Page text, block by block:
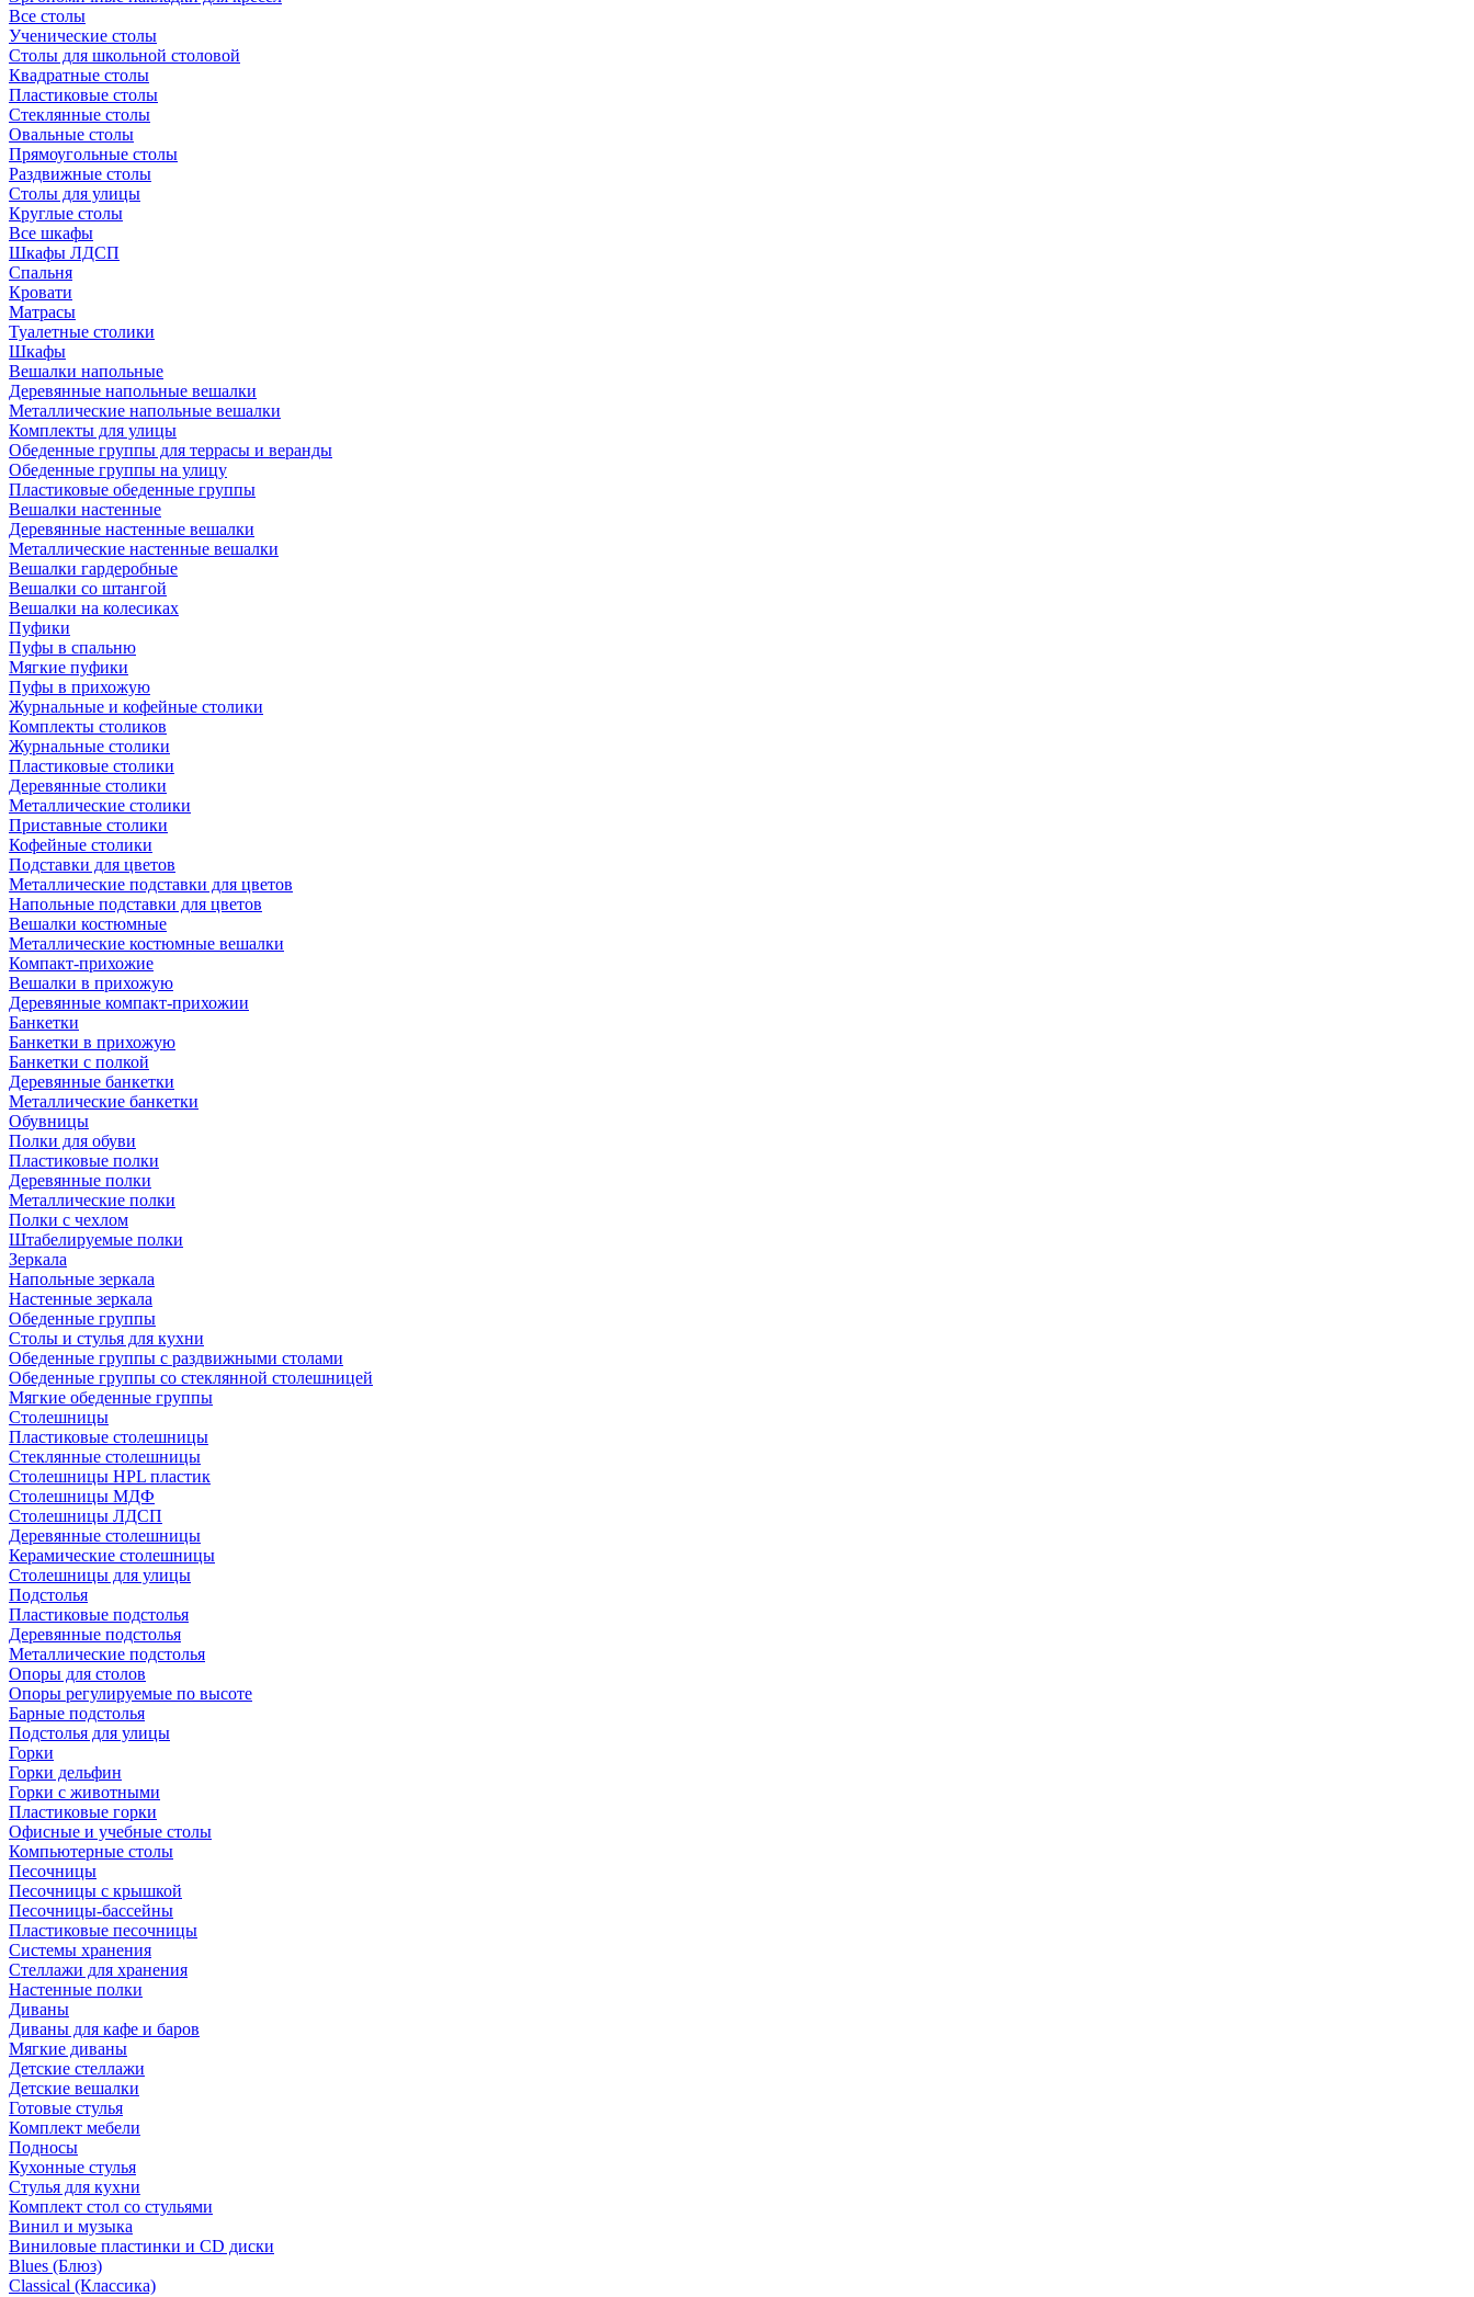
Все столы
Ученические столы
Столы для школьной столовой
Квадратные столы
Пластиковые столы
Стеклянные столы
Овальные столы
Прямоугольные столы
Раздвижные столы
Столы для улицы
Круглые столы
Все шкафы
Шкафы ЛДСП
Спальня
Кровати
Матрасы
Туалетные столики
Шкафы
Вешалки напольные
Деревянные напольные вешалки
Металлические напольные вешалки
Комплекты для улицы
Обеденные группы для террасы и веранды
Обеденные группы на улицу
Пластиковые обеденные группы
Вешалки настенные
Деревянные настенные вешалки
Металлические настенные вешалки
Вешалки гардеробные
Вешалки со штангой
Вешалки на колесиках
Пуфики
Пуфы в спальню
Мягкие пуфики
Пуфы в прихожую
Журнальные и кофейные столики
Комплекты столиков
Журнальные столики
Пластиковые столики
Деревянные столики
Металлические столики
Приставные столики
Кофейные столики
Подставки для цветов
Металлические подставки для цветов
Напольные подставки для цветов
Вешалки костюмные
Металлические костюмные вешалки
Компакт-прихожие
Вешалки в прихожую
Деревянные компакт-прихожии
Банкетки
Банкетки в прихожую
Банкетки с полкой
Деревянные банкетки
Металлические банкетки
Обувницы
Полки для обуви
Пластиковые полки
Деревянные полки
Металлические полки
Полки с чехлом
Штабелируемые полки
Зеркала
Напольные зеркала
Настенные зеркала
Обеденные группы
Столы и стулья для кухни
Обеденные группы с раздвижными столами
Обеденные группы со стеклянной столешницей
Мягкие обеденные группы
Столешницы
Пластиковые столешницы
Стеклянные столешницы
Столешницы HPL пластик
Столешницы МДФ
Столешницы ЛДСП
Деревянные столешницы
Керамические столешницы
Столешницы для улицы
Подстолья
Пластиковые подстолья
Деревянные подстолья
Металлические подстолья
Опоры для столов
Опоры регулируемые по высоте
Барные подстолья
Подстолья для улицы
Горки
Горки дельфин
Горки с животными
Пластиковые горки
Офисные и учебные столы
Компьютерные столы
Песочницы
Песочницы с крышкой
Песочницы-бассейны
Пластиковые песочницы
Системы хранения
Стеллажи для хранения
Настенные полки
Диваны
Диваны для кафе и баров
Мягкие диваны
Детские стеллажи
Детские вешалки
Готовые стулья
Комплект мебели
Подносы
Кухонные стулья
Стулья для кухни
Комплект стол со стульями
Винил и музыка
Виниловые пластинки и CD диски
Blues (Блюз)
Classical (Классика)